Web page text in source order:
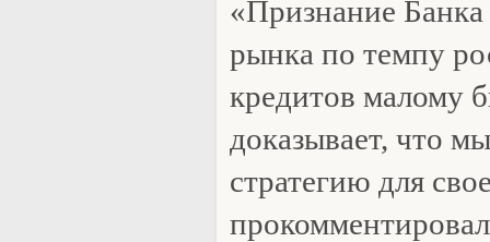
«Признание
рынка по темпу
кредитов малому
доказывает, что
стратегию для